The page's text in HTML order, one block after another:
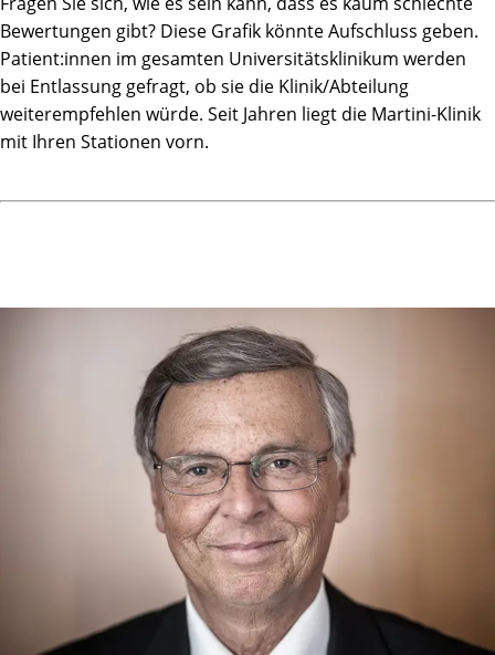
Bewertungen gibt? Diese Grafik könnte Aufschluss geben.
Patient:innen im gesamten Universitätsklinikum werden
bei Entlassung gefragt, ob sie die Klinik/Abteilung
weiterempfehlen würde. Seit Jahren liegt die Martini-Klinik
mit Ihren Stationen vorn.